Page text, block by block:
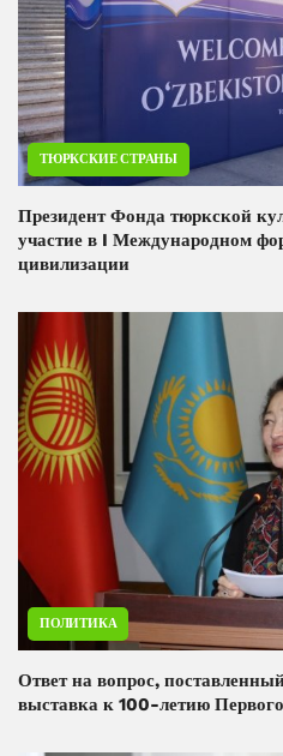
ТЮРКСКИЕ СТРАНЫ
Президент Фонда тюркской
участие в I Международном
цивилизации
ПОЛИТИКА
Ответ на вопрос,
выставка к 100-летию